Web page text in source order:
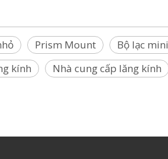
Prism Mount
Bộ lạc mini
kính
Nhà cung cấp lăng kính